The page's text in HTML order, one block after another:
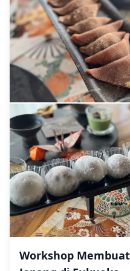
Sumo Selama periode
menjadi kota sumo.
pelatihan sementara di
umum untuk melihat
tradisional mereka
restoran lokal, atau
Kesempatan unik untuk
ini menambah pesona
basho. 🍲 Budaya Kuliner Lokal Area Hakata di sekitar
tempat tersebut terkenal
makanannya yang luar
menikmati Hakata ramen,
pedas), dan motsu-nabe
nabe, rebusan hot pot
makanan pokok pegulat sumo. ◆ Catatan
Halaman ini hanya untuk
pertanyaan tentang
menghubungi kami
menjadi sangat ramai
akhir pekan dan hari-hari
mungkin berlaku di dalam
opsional tersedia dengan
(silakan minta saat
keindahan alam dengan
derajat Fukuoka Tower,
menakjubkan yang
Sakurai Futamigaura
antara bebatuan yang
Dazaifu Tenmangū
bangunan kuil berwarna merah
tersedia di mana saja di
hingga 3 hari
fotografer berbahasa Inggris/Jepang.
dikirimkan dalam waktu
memilih 10 foto favorit
Koreksi dilakukan untuk
tertentu, dan jika
dilakukan pada suasana hati dan
mengabadikan momen
Fukuoka yang beragam,
perkotaan hingga
fotografi kami! ◆ Informasi penting: ・Jika Anda
terlambat tiba untuk
dijadwalkan, durasi
dikirimkan dapat
Workshop